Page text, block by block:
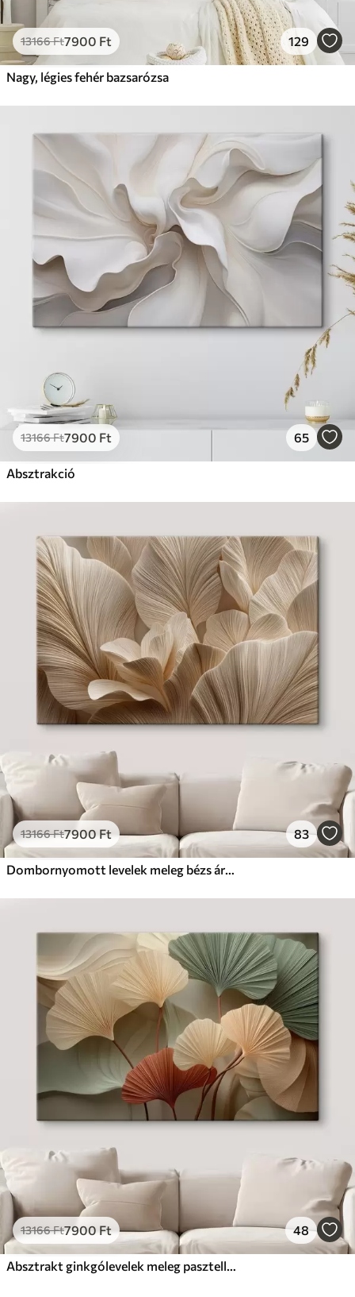
13166Ft7900 Ft 129
Nagy, légies fehér bazsarózsa
13166Ft7900 Ft 65
Absztrakció
13166Ft7900 Ft 83
Dombornyomott levelek meleg bézs árnyalatokban
13166Ft7900Ft 48
Absztrakt ginkgólevelek meleg pasztell színekben